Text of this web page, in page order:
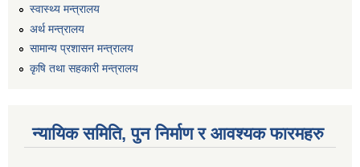
स्वास्थ्य मन्त्रालय
अर्थ मन्त्रालय
सामान्य प्रशासन मन्त्रालय
कृषि तथा सहकारी मन्त्रालय
न्यायिक समिति, पुन निर्माण र आवश्यक फारमहरु